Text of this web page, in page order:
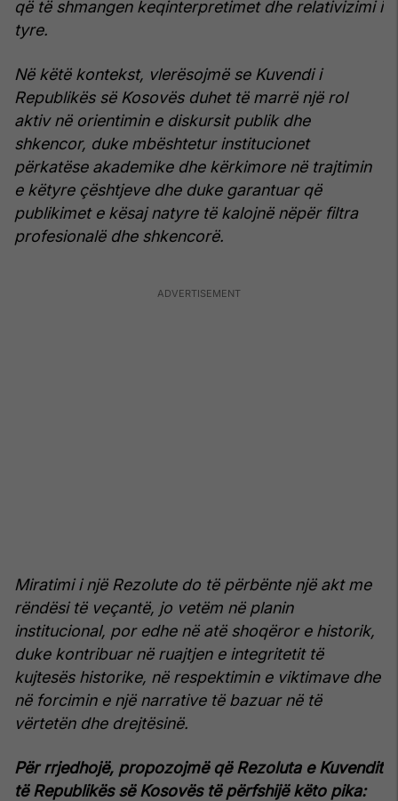
që të shmangen keqinterpretimet dhe relativizimi i
tyre.
Në këtë kontekst, vlerësojmë se Kuvendi i
Republikës së Kosovës duhet të marrë një rol
aktiv në orientimin e diskursit publik dhe
shkencor, duke mbështetur institucionet
përkatëse akademike dhe kërkimore në trajtimin
e këtyre çështjeve dhe duke garantuar që
publikimet e kësaj natyre të kalojnë nëpër filtra
profesionalë dhe shkencorë.
Miratimi i një Rezolute do të përbënte një akt me
rëndësi të veçantë, jo vetëm në planin
institucional, por edhe në atë shoqëror e historik,
duke kontribuar në ruajtjen e integritetit të
kujtesës historike, në respektimin e viktimave dhe
në forcimin e një narrative të bazuar në të
vërtetën dhe drejtësinë.
Për rrjedhojë, propozojmë që Rezoluta e Kuvendit
të Republikës së Kosovës të përfshijë këto pika: